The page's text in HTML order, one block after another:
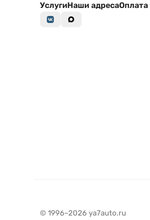
УслугиНаши адресаОплата
© 1996–2026 ya7auto.ru